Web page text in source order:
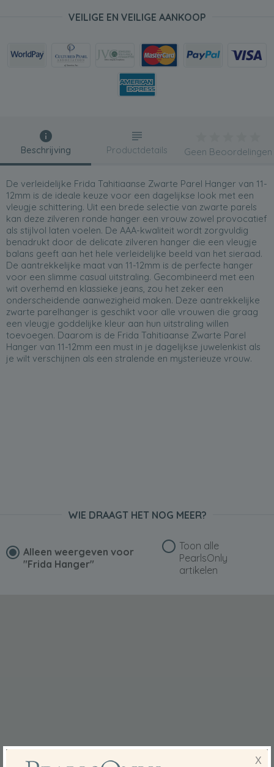
VEILIGE EN VEILIGE AANKOOP
Beschrijving
De verleidelijke Frida Tahitiaanse Zwarte Parel Hanger van 11-
12mm is de ideale keuze voor een dagelijkse look met een
vleugje schittering. Uit een brede selectie van zwarte parels
kan deze zilveren ronde hanger een vrouw zowel provocatief
als stijlvol laten voelen. De AAA-kwaliteit wordt zorgvuldig
benadrukt door de delicate zilveren hanger die een vleugje
balans geeft aan het hele verleidelijke beeld van het sieraad.
De aantrekkelijke maat van 11-12mm is de perfecte hanger
voor een slimme casual uitstraling. Gecombineerd met een
wit overhemd en klassieke jeans, zou het zeker een
onderscheidende aanwezigheid maken. Deze aantrekkelijke
zwarte parelhanger is geschikt voor alle vrouwen die graag
een vleugje goddelijke kleur aan hun uitstraling willen
toevoegen. Daarom is de Frida Tahitiaanse Zwarte Parel
Hanger van 11-12mm een must in je dagelijkse juwelenkist als
je wilt verschijnen als een stralende en mysterieuze vrouw.
Productdetails Geen Beoordelingen
WIE DRAAGT HET NOG MEER?
Alleen weergeven voor
"Frida Hanger"
Toon alle
PearlsOnly
artikelen
X